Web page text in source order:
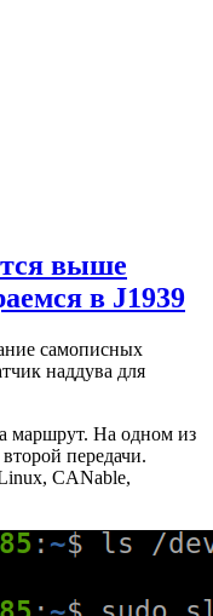
выше
в J1939
самописных
наддува для
маршрут. На одном из
передачи.
CANable,